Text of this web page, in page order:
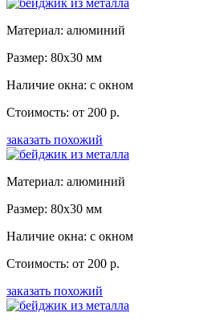
Материал: алюминий
Размер: 80x30 мм
Наличие окна: с окном
Стоимость: от 200 р.
заказать похожий
Материал: алюминий
Размер: 80x30 мм
Наличие окна: с окном
Стоимость: от 200 р.
заказать похожий